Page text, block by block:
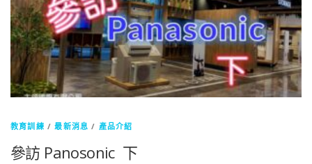
教育訓練 /最新消息 / 產品介紹
參訪 Panosonic 下